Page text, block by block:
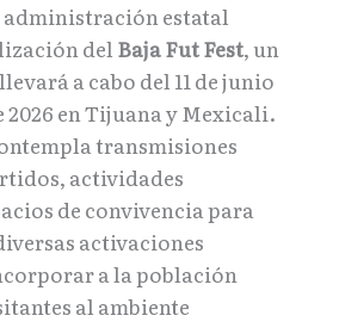
administración estatal
del Baja Fut Fest, un
a cabo del 11 de junio
2026 en Tijuana y Mexicali.
transmisiones
actividades
de convivencia para
activaciones
a la población
al ambiente